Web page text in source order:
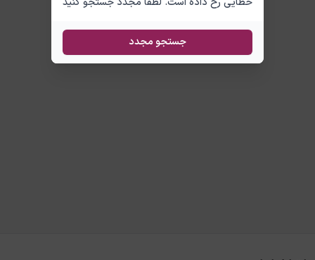
جستجو مجدد